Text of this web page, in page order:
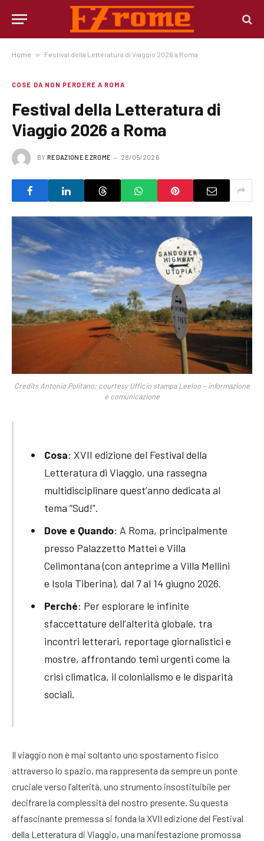
Home » Festival della Letteratura di Viaggio 2026 a Roma
COSE DA NON PERDERE A ROMA
Festival della Letteratura di
Viaggio 2026 a Roma
BY REDAZIONE EZROME 28/05/2026
Credits Antonio Politano; courtesy Ufficio stampa Leeloo – informazione
e comunicazione
Cosa: XVII edizione del Festival della
Letteratura di Viaggio, una rassegna
multidisciplinare quest’anno dedicata al
tema “Sud!”.
Dove e Quando: A Roma, principalmente
presso Palazzetto Mattei e Villa
Celimontana (con anteprime a Villa Mellini
e Isola Tiberina), dal 7 al 14 giugno 2026.
Perché: Per esplorare le infinite
sfaccettature dell’alterità globale, tra
incontri letterari, reportage giornalistici e
mostre, affrontando temi urgenti come la
crisi climatica, il colonialismo e le disparità
sociali.
Il viaggio non è mai soltanto uno spostamento fisico
attraverso lo spazio, ma rappresenta da sempre un ponte
cruciale verso l’alterità, uno strumento insostituibile per
decifrare la complessità del nostro presente . Su questa
affascinante premessa si fonda la XVII edizione del Festival
della Letteratura di Viaggio, una manifestazione promossa